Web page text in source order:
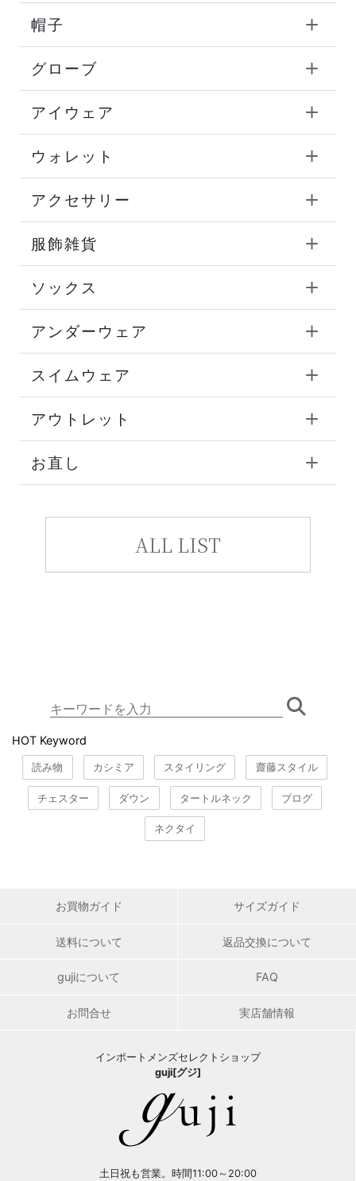
帽子
グローブ
アイウェア
ウォレット
アクセサリー
服飾雑貨
ソックス
アンダーウェア
スイムウェア
アウトレット
お直し
ALL LIST
HOT Keyword
読み物 カシミア スタイリング 齋藤スタイル
チェスター ダウン タートルネック ブログ
ネクタイ
お買物ガイド サイズガイド
送料について 返品交換について
gujiについて FAQ
お問合せ 実店舗情報
インポートメンズセレクトショップ
guji[グジ]
土日祝も営業。時間11:00～20:00